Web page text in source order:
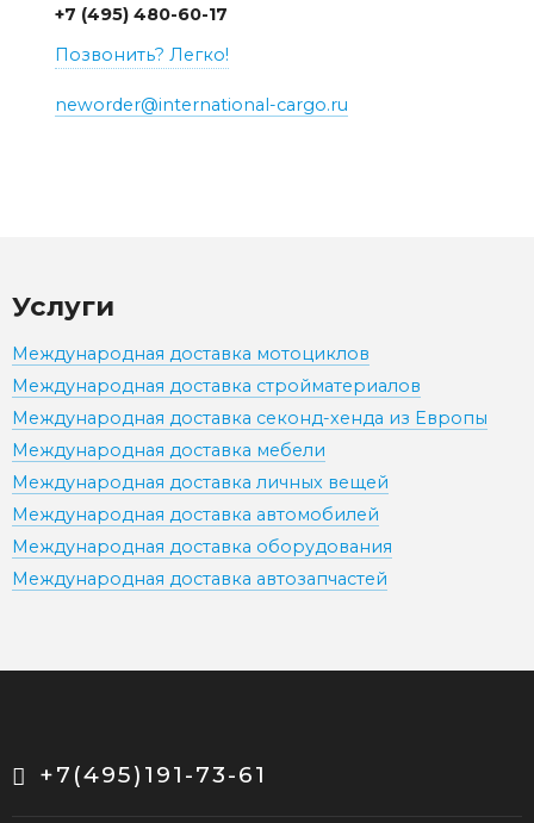
+7 (495) 480-60-17
Позвонить? Легко!
neworder@international-cargo.ru
Услуги
Международная доставка мотоциклов
Международная доставка стройматериалов
Международная доставка секонд-хенда из Европы
Международная доставка мебели
Международная доставка личных вещей
Международная доставка автомобилей
Международная доставка оборудования
Международная доставка автозапчастей
+7(495)191-73-61